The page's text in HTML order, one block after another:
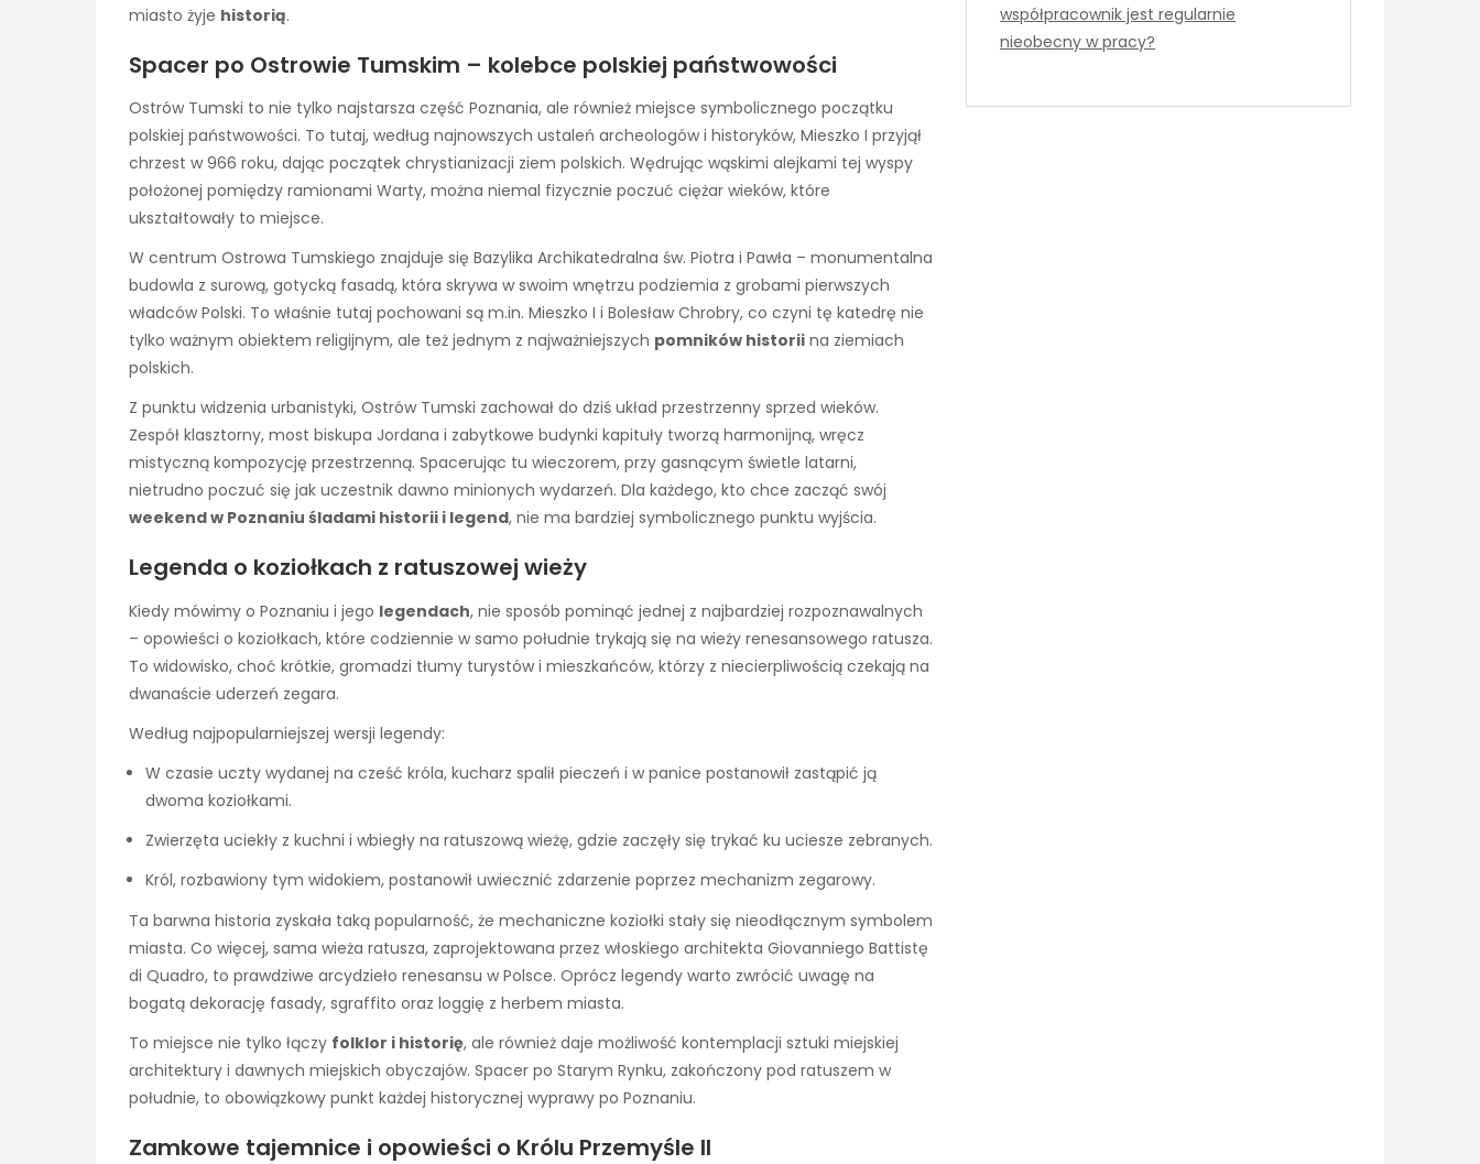
miasto żyje historią.
Spacer po Ostrowie Tumskim – kolebce polskiej państwowości
Ostrów Tumski to nie tylko najstarsza część Poznania, ale również miejsce symbolicznego początku
polskiej państwowości. To tutaj, według najnowszych ustaleń archeologów i historyków, Mieszko I przyjął
chrzest w 966 roku, dając początek chrystianizacji ziem polskich. Wędrując wąskimi alejkami tej wyspy
położonej pomiędzy ramionami Warty, można niemal fizycznie poczuć ciężar wieków, które
ukształtowały to miejsce.
W centrum Ostrowa Tumskiego znajduje się Bazylika Archikatedralna św. Piotra i Pawła – monumentalna
budowla z surową, gotycką fasadą, która skrywa w swoim wnętrzu podziemia z grobami pierwszych
władców Polski. To właśnie tutaj pochowani są m.in. Mieszko I i Bolesław Chrobry, co czyni tę katedrę nie
tylko ważnym obiektem religijnym, ale też jednym z najważniejszych pomników historii na ziemiach
polskich.
Z punktu widzenia urbanistyki, Ostrów Tumski zachował do dziś układ przestrzenny sprzed wieków.
Zespół klasztorny, most biskupa Jordana i zabytkowe budynki kapituły tworzą harmonijną, wręcz
mistyczną kompozycję przestrzenną. Spacerując tu wieczorem, przy gasnącym świetle latarni,
nietrudno poczuć się jak uczestnik dawno minionych wydarzeń. Dla każdego, kto chce zacząć swój
weekend w Poznaniu śladami historii i legend, nie ma bardziej symbolicznego punktu wyjścia.
Legenda o koziołkach z ratuszowej wieży
Kiedy mówimy o Poznaniu i jego legendach, nie sposób pominąć jednej z najbardziej rozpoznawalnych
– opowieści o koziołkach, które codziennie w samo południe trykają się na wieży renesansowego ratusza.
To widowisko, choć krótkie, gromadzi tłumy turystów i mieszkańców, którzy z niecierpliwością czekają na
dwanaście uderzeń zegara.
Według najpopularniejszej wersji legendy:
W czasie uczty wydanej na cześć króla, kucharz spalił pieczeń i w panice postanowił zastąpić ją
dwoma koziołkami.
Zwierzęta uciekły z kuchni i wbiegły na ratuszową wieżę, gdzie zaczęły się trykać ku uciesze zebranych.
Król, rozbawiony tym widokiem, postanowił uwiecznić zdarzenie poprzez mechanizm zegarowy.
Ta barwna historia zyskała taką popularność, że mechaniczne koziołki stały się nieodłącznym symbolem
miasta. Co więcej, sama wieża ratusza, zaprojektowana przez włoskiego architekta Giovanniego Battistę
di Quadro, to prawdziwe arcydzieło renesansu w Polsce. Oprócz legendy warto zwrócić uwagę na
bogatą dekorację fasady, sgraffito oraz loggię z herbem miasta.
To miejsce nie tylko łączy folklor i historię, ale również daje możliwość kontemplacji sztuki miejskiej
architektury i dawnych miejskich obyczajów. Spacer po Starym Rynku, zakończony pod ratuszem w
południe, to obowiązkowy punkt każdej historycznej wyprawy po Poznaniu.
Zamkowe tajemnice i opowieści o Królu Przemyśle II
współpracownik jest regularnie
nieobecny w pracy?